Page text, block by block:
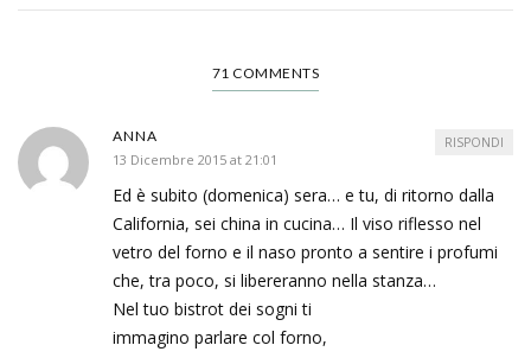
71 COMMENTS
ANNA
13 Dicembre 2015 at 21:01
Ed è subito (domenica) sera… e tu, di ritorno dalla
California, sei china in cucina… Il viso riflesso nel
vetro del forno e il naso pronto a sentire i profumi
che, tra poco, si libereranno nella stanza…
Nel tuo bistrot dei sogni ti
immagino parlare col forno,
RISPONDI